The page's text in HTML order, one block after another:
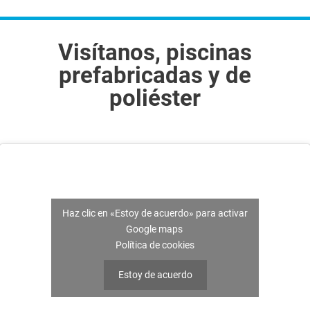
Visítanos, piscinas
prefabricadas y de
poliéster
Haz clic en «Estoy de acuerdo» para activar
Google maps
Política de cookies
Estoy de acuerdo